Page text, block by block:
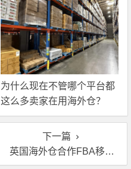
为什么现在不管哪个平台都
这么多卖家在用海外仓？
下一篇
英国海外仓合作FBA移仓换标，多SKU怎么收费？